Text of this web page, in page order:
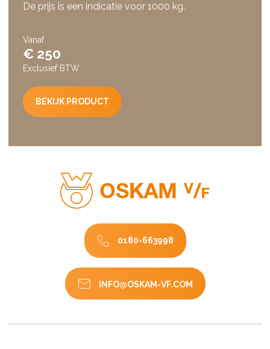
De prijs is een indicatie voor 1000 kg.
Vanaf
€ 250
Exclusief BTW
BEKIJK PRODUCT
0180-663998
INFO@OSKAM-VF.COM